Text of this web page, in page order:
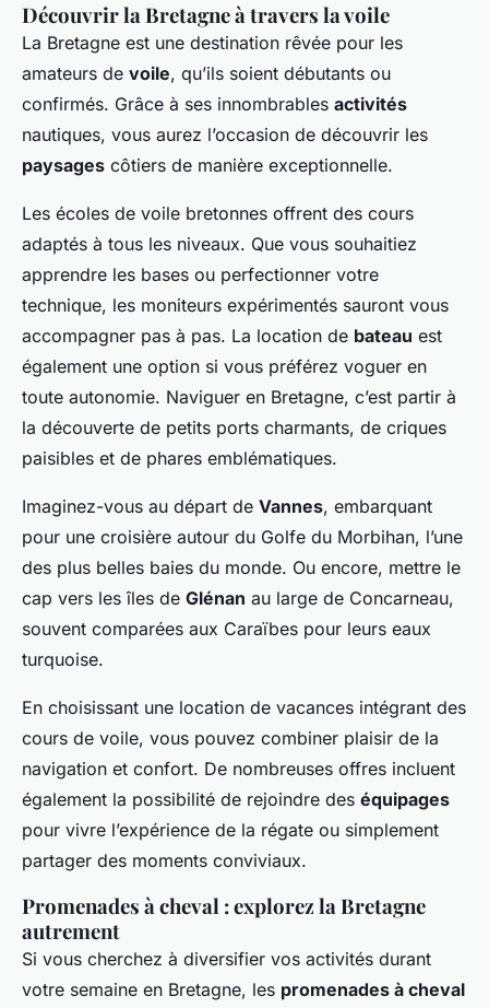
Découvrir la Bretagne à travers la voile
La Bretagne est une destination rêvée pour les
amateurs de voile, qu’ils soient débutants ou
confirmés. Grâce à ses innombrables activités
nautiques, vous aurez l’occasion de découvrir les
paysages côtiers de manière exceptionnelle.
Les écoles de voile bretonnes offrent des cours
adaptés à tous les niveaux. Que vous souhaitiez
apprendre les bases ou perfectionner votre
technique, les moniteurs expérimentés sauront vous
accompagner pas à pas. La location de bateau est
également une option si vous préférez voguer en
toute autonomie. Naviguer en Bretagne, c’est partir à
la découverte de petits ports charmants, de criques
paisibles et de phares emblématiques.
Imaginez-vous au départ de Vannes, embarquant
pour une croisière autour du Golfe du Morbihan, l’une
des plus belles baies du monde. Ou encore, mettre le
cap vers les îles de Glénan au large de Concarneau,
souvent comparées aux Caraïbes pour leurs eaux
turquoise.
En choisissant une location de vacances intégrant des
cours de voile, vous pouvez combiner plaisir de la
navigation et confort. De nombreuses offres incluent
également la possibilité de rejoindre des équipages
pour vivre l’expérience de la régate ou simplement
partager des moments conviviaux.
Promenades à cheval : explorez la Bretagne
autrement
Si vous cherchez à diversifier vos activités durant
votre semaine en Bretagne, les promenades à cheval